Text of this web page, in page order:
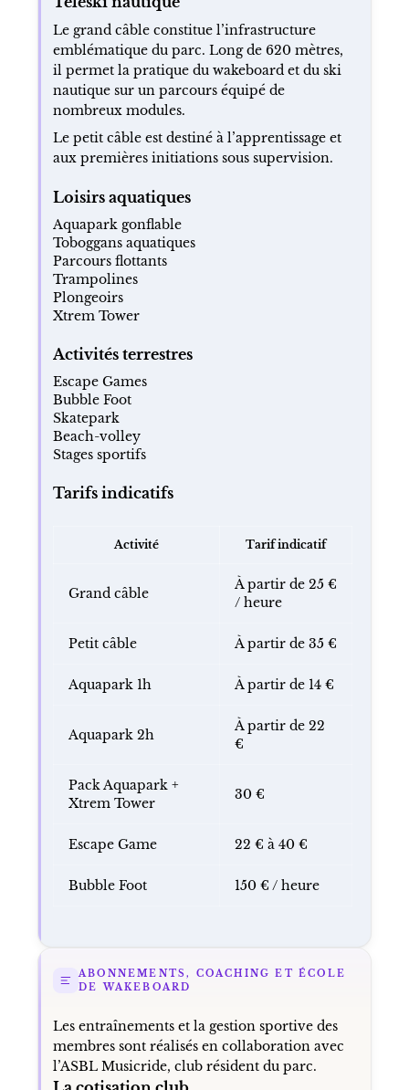
Le grand câble constitue l’infrastructure
emblématique du parc. Long de 620 mètres,
il permet la pratique du wakeboard et du ski
nautique sur un parcours équipé de
nombreux modules.
Le petit câble est destiné à l’apprentissage et
aux premières initiations sous supervision.
Loisirs aquatiques
Aquapark gonflable
Toboggans aquatiques
Parcours flottants
Trampolines
Plongeoirs
Xtrem Tower
Activités terrestres
Escape Games
Bubble Foot
Skatepark
Beach-volley
Stages sportifs
Tarifs indicatifs
Activité Tarif indicatif
Grand câble
À partir de 25 €
/ heure
Petit câble À partir de 35 €
Aquapark 1h À partir de 14 €
Aquapark 2h
À partir de 22
€
Pack Aquapark +
Xtrem Tower
30 €
Escape Game 22 € à 40 €
Bubble Foot 150 € / heure
ABONNEMENTS, COACHING ET ÉCOLE
DE WAKEBOARD
Les entraînements et la gestion sportive des
membres sont réalisés en collaboration avec
l’ASBL Musicride, club résident du parc.